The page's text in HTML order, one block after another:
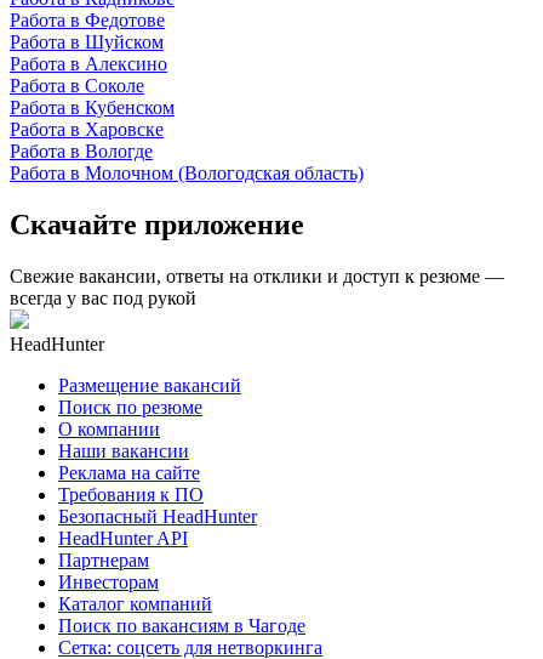
Работа в Федотове
Работа в Шуйском
Работа в Алексино
Работа в Соколе
Работа в Кубенском
Работа в Харовске
Работа в Вологде
Работа в Молочном (Вологодская область)
Скачайте приложение
Свежие вакансии, ответы на отклики и доступ к резюме —
всегда у вас под рукой
HeadHunter
Размещение вакансий
Поиск по резюме
О компании
Наши вакансии
Реклама на сайте
Требования к ПО
Безопасный HeadHunter
HeadHunter API
Партнерам
Инвесторам
Каталог компаний
Поиск по вакансиям в Чагоде
Сетка: соцсеть для нетворкинга